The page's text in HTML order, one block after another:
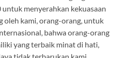
menyerahkan kekuasaan
oleh kami, orang-orang, untuk
bahwa orang-orang
yang terbaik minat di hati,
tidak terbarukan kami